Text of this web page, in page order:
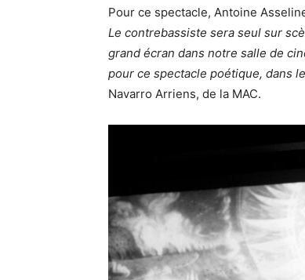
Pour ce spectacle, Antoine
Le contrebassiste sera seul sur
grand écran dans notre salle de
pour ce spectacle poétique, dans
Navarro Arriens, de la MAC.